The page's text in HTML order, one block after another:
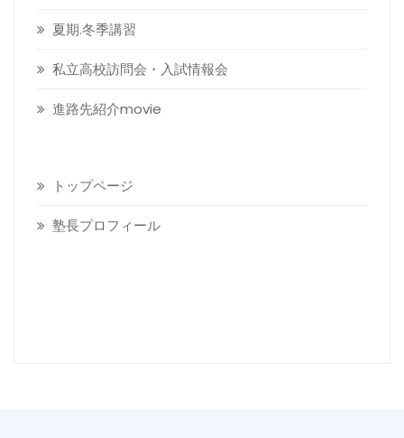
夏期.冬季講習
私立高校訪問会・入試情報会
進路先紹介movie
トップページ
塾長プロフィール